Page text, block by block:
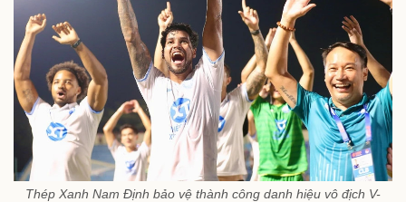
Thép Xanh Nam Định bảo vệ thành công danh hiệu vô địch V-